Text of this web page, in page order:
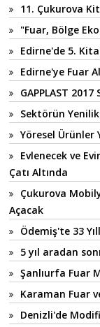
11. Çukurova
"Fuar, Bölge
Edirne'de 5.
Edirne'ye Fuar
GAPPLAST
Sektörün
Yöresel Ürünler
Evlenecek ve
Çatı Altında
Çukurova
Açacak
Ödemiş'te 33
5 yıl aradan
Şanlıurfa Fuar
Karaman Fuar
Denizli'de